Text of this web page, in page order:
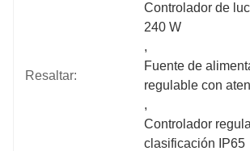
Resaltar:
Controlador de
240 W
,
Fuente de
regulable con
,
Controlador
clasificación IP65